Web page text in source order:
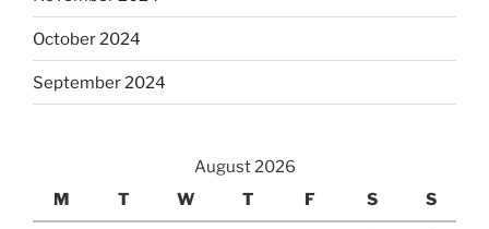
October 2024
September 2024
August 2026
M
T W T F S S